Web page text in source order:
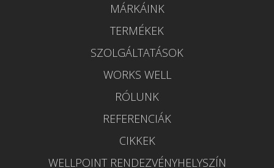
MÁRKÁINK
TERMÉKEK
SZOLGÁLTATÁSOK
WORKS WELL
RÓLUNK
REFERENCIÁK
CIKKEK
WELLPOINT RENDEZVÉNYHELYSZÍN